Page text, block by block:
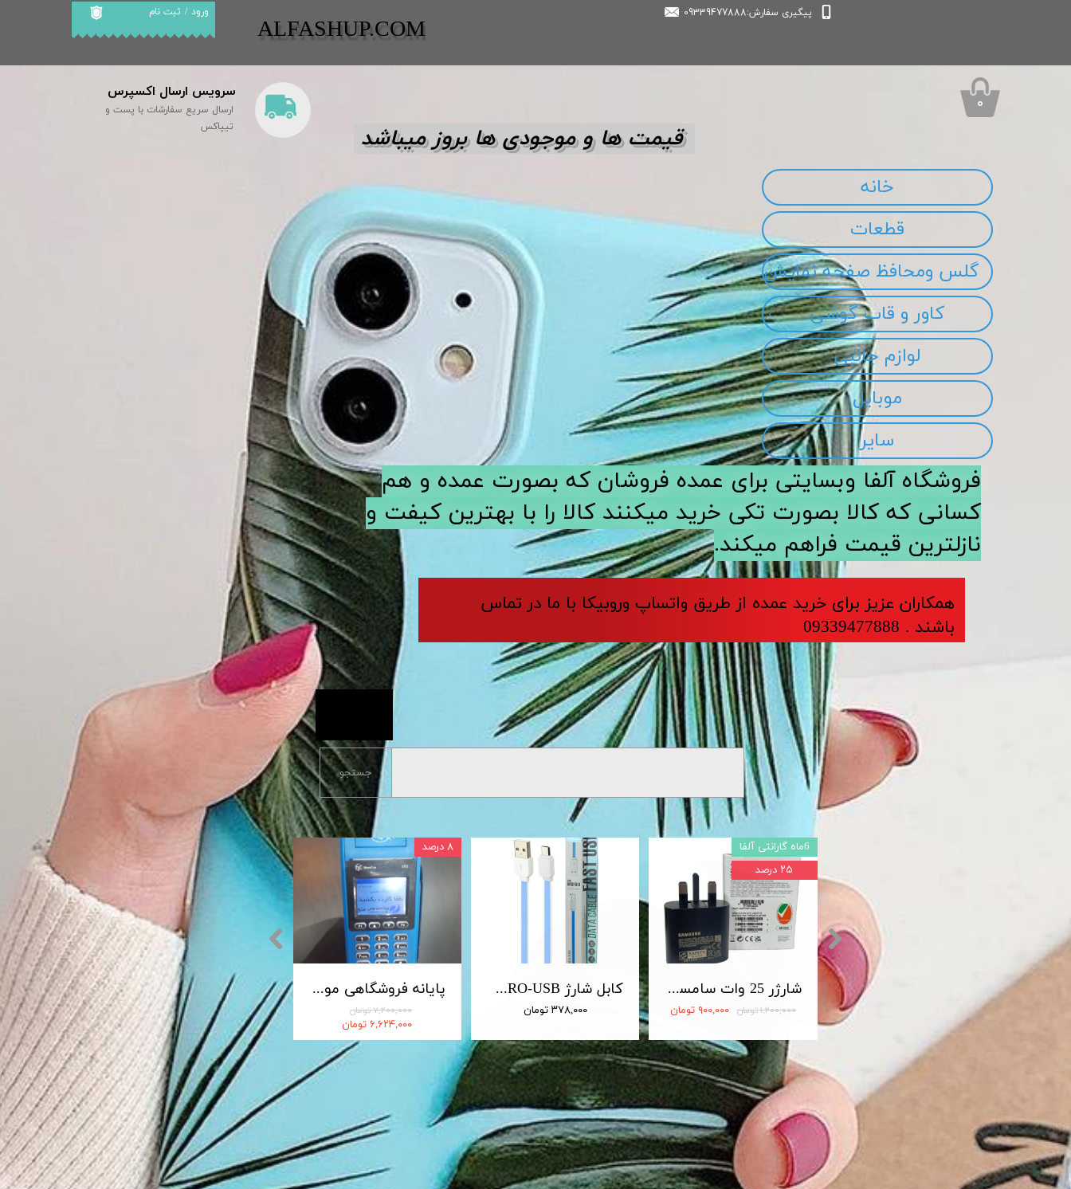
سرویس ارسال اکسپرس
ارسال سریع سفارشات با پست و
تیپاکس
پیگیری سفارش:09339477888 ورود / ثبت نام
حساب کاربری من
تغییر گذر واژه
سفارشات
​​ALFASHUP.COM
خانه
قطعات
گلس ومحافظ صفحه نمایش
کاور و قاب گوشی
لوازم جانبی
موبایل
سایر
۰
پایانه فروشگاهی مورفان MoreFun مدل H9
۷,۲۰۰,۰۰۰ تومان
۶,۶۲۴,۰۰۰ تومان
۸ درصد
کابل شارژ MICRO-USB اندروید LDNIO الدینیو مدل XS-07 متراژ 1 متر
۳۷۸,۰۰۰ تومان
شارژر 25 وات سامسونگ اصلی 25W Travel Adapter
۱,۲۰۰,۰۰۰ تومان ۹۰۰,۰۰۰ تومان
6ماه گارانتی آلفا
۲۵ درصد
مبدل OTG تایپ سی لایت دار USB3
جستجو
​​فروشگاه آلفا وبسایتی برای عمده فروشان که بصورت عمده و هم
کسانی که کالا بصورت تکی خرید میکنند کالا را با بهترین کیفت و
نازلترین قیمت فراهم میکند.
​​​همکاران عزیز برای خرید عمده از طریق واتساپ وروبیکا با ما در تماس
باشند . 09339477888
قیمت ها و موجودی ها بروز میباشد